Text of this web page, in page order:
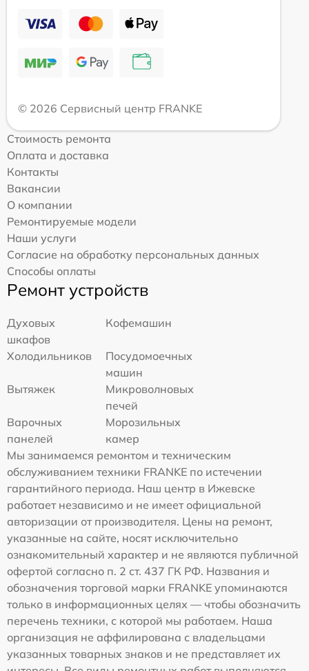
© 2026 Сервисный центр FRANKE
Стоимость ремонта
Оплата и доставка
Контакты
Вакансии
О компании
Ремонтируемые модели
Наши услуги
Согласие на обработку персональных данных
Способы оплаты
Ремонт устройств
Духовых
шкафов
Кофемашин
Холодильников
Посудомоечных
машин
Вытяжек
Микроволновых
печей
Варочных
панелей
Морозильных
камер
Мы занимаемся ремонтом и техническим
обслуживанием техники FRANKE по истечении
гарантийного периода. Наш центр в Ижевске
работает независимо и не имеет официальной
авторизации от производителя. Цены на ремонт,
указанные на сайте, носят исключительно
ознакомительный характер и не являются публичной
офертой согласно п. 2 ст. 437 ГК РФ. Названия и
обозначения торговой марки FRANKE упоминаются
только в информационных целях — чтобы обозначить
перечень техники, с которой мы работаем. Наша
организация не аффилирована с владельцами
указанных товарных знаков и не представляет их